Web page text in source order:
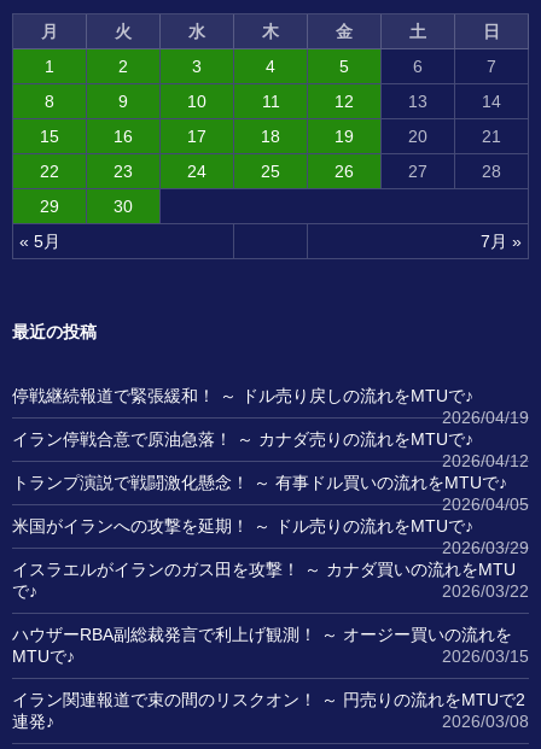
月 火 水 木 金 土 日
« 5月 7月 »
1 2 3 4 5 6
7
8
9 10 11 12 13
14
15
16 17 18 19 20
21
22
23 24 25 26 27
28
29
30
最近の投稿
停戦継続報道で緊張緩和！ ～ ドル売り戻しの流れをMTUで♪
2026/04/19
イラン停戦合意で原油急落！ ～ カナダ売りの流れをMTUで♪
2026/04/12
トランプ演説で戦闘激化懸念！ ～ 有事ドル買いの流れをMTUで♪
2026/04/05
米国がイランへの攻撃を延期！ ～ ドル売りの流れをMTUで♪
2026/03/29
イスラエルがイランのガス田を攻撃！ ～ カナダ買いの流れをMTU
で♪
2026/03/22
ハウザーRBA副総裁発言で利上げ観測！ ～ オージー買いの流れを
MTUで♪
2026/03/15
イラン関連報道で束の間のリスクオン！ ～ 円売りの流れをMTUで2
連発♪
2026/03/08